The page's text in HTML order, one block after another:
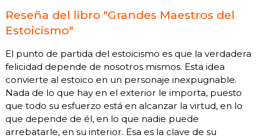
Reseña del libro "Grandes Maestros del
Estoicismo"
El punto de partida del estoicismo es que la verdadera
felicidad depende de nosotros mismos. Esta idea
convierte al estoico en un personaje inexpugnable.
Nada de lo que hay en el exterior le importa, puesto
que todo su esfuerzo está en alcanzar la virtud, en lo
que depende de él, en lo que nadie puede
arrebatarle, en su interior. Esa es la clave de su